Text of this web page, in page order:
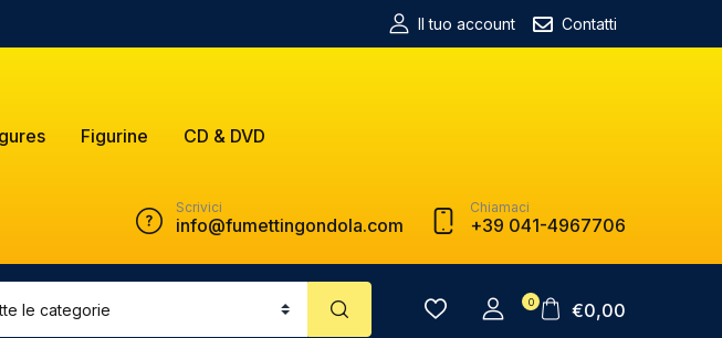
Il tuo account Contatti
Figurine CD & DVD
Scrivici
info@fumettingondola.com
Chiamaci
+39 041-4967706
0 €0,00